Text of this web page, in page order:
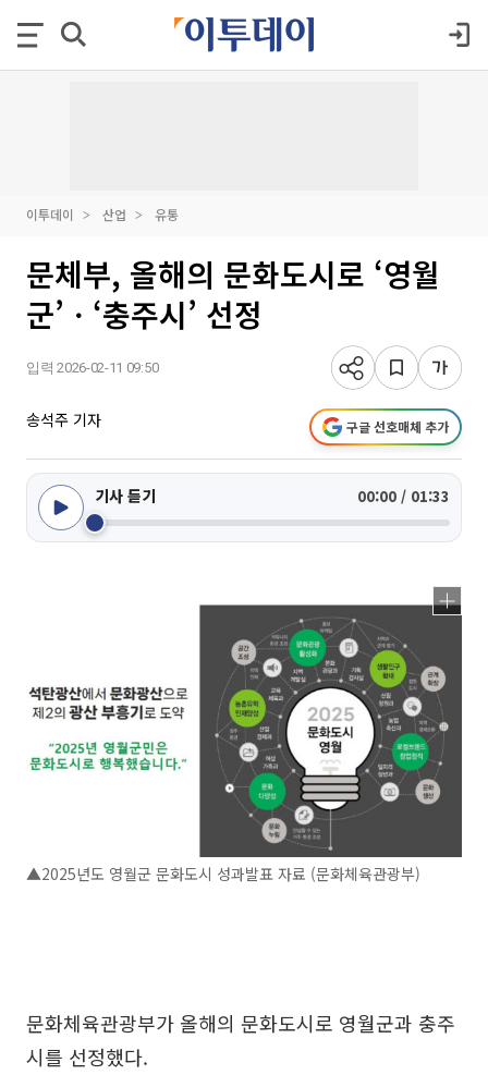
이투데이 산업 유통
문체부, 올해의 문화도시로 ‘영월
군’ㆍ‘충주시’ 선정
입력 2026-02-11 09:50
송석주 기자 구글 선호매체 추가
기사 듣기 00:00 / 01:33
▲2025년도 영월군 문화도시 성과발표 자료 (문화체육관광부)
문화체육관광부가 올해의 문화도시로 영월군과 충주
시를 선정했다.